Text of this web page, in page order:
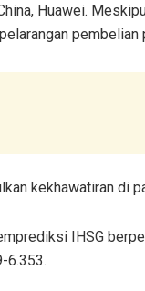
Huawei.
kekhawatiran di
IHSG
6.353.